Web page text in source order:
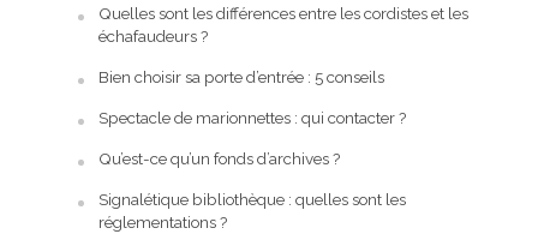
Quelles sont les différences entre les cordistes et les
échafaudeurs ?
Bien choisir sa porte d’entrée : 5 conseils
Spectacle de marionnettes : qui contacter ?
Qu’est-ce qu’un fonds d’archives ?
Signalétique bibliothèque : quelles sont les
réglementations ?